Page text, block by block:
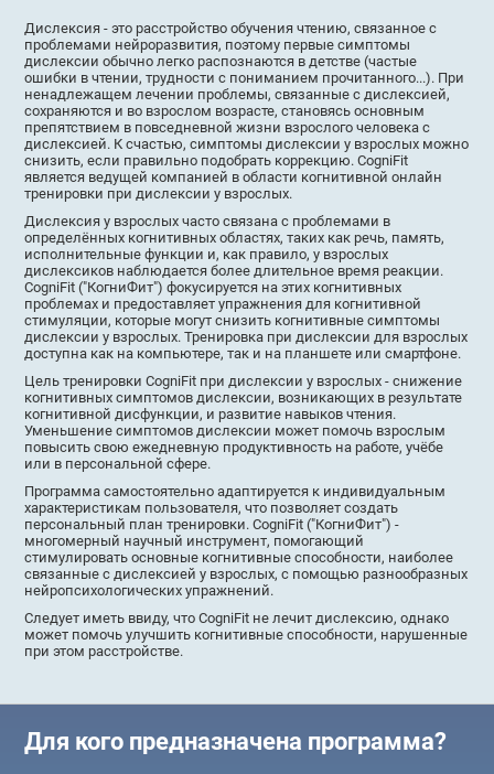
Дислексия - это расстройство обучения чтению, связанное с
проблемами нейроразвития, поэтому первые симптомы
дислексии обычно легко распознаются в детстве (частые
ошибки в чтении, трудности с пониманием прочитанного...). При
ненадлежащем лечении проблемы, связанные с дислексией,
сохраняются и во взрослом возрасте, становясь основным
препятствием в повседневной жизни взрослого человека с
дислексией. К счастью, симптомы дислексии у взрослых можно
снизить, если правильно подобрать коррекцию. CogniFit
является ведущей компанией в области когнитивной онлайн
тренировки при дислексии у взрослых.
Дислексия у взрослых часто связана с проблемами в
определённых когнитивных областях, таких как речь, память,
исполнительные функции и, как правило, у взрослых
дислексиков наблюдается более длительное время реакции.
CogniFit ("КогниФит") фокусируется на этих когнитивных
проблемах и предоставляет упражнения для когнитивной
стимуляции, которые могут снизить когнитивные симптомы
дислексии у взрослых. Тренировка при дислексии для взрослых
доступна как на компьютере, так и на планшете или смартфоне.
Цель тренировки CogniFit при дислексии у взрослых - снижение
когнитивных симптомов дислексии, возникающих в результате
когнитивной дисфункции, и развитие навыков чтения.
Уменьшение симптомов дислексии может помочь взрослым
повысить свою ежедневную продуктивность на работе, учёбе
или в персональной сфере.
Программа самостоятельно адаптируется к индивидуальным
характеристикам пользователя, что позволяет создать
персональный план тренировки. CogniFit ("КогниФит") -
многомерный научный инструмент, помогающий
стимулировать основные когнитивные способности, наиболее
связанные с дислексией у взрослых, с помощью разнообразных
нейропсихологических упражнений.
Следует иметь ввиду, что CogniFit не лечит дислексию, однако
может помочь улучшить когнитивные способности, нарушенные
при этом расстройстве.
Для кого предназначена программа?